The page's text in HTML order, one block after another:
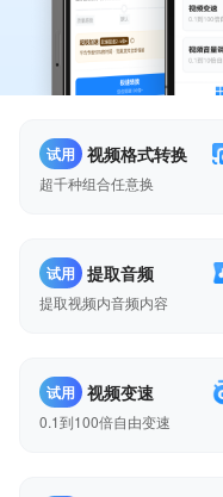
试用 视频格式转换
超千种组合任意换
试用 提取音频
提取视频内音频内容
试用 视频变速
0.1到100倍自由变速